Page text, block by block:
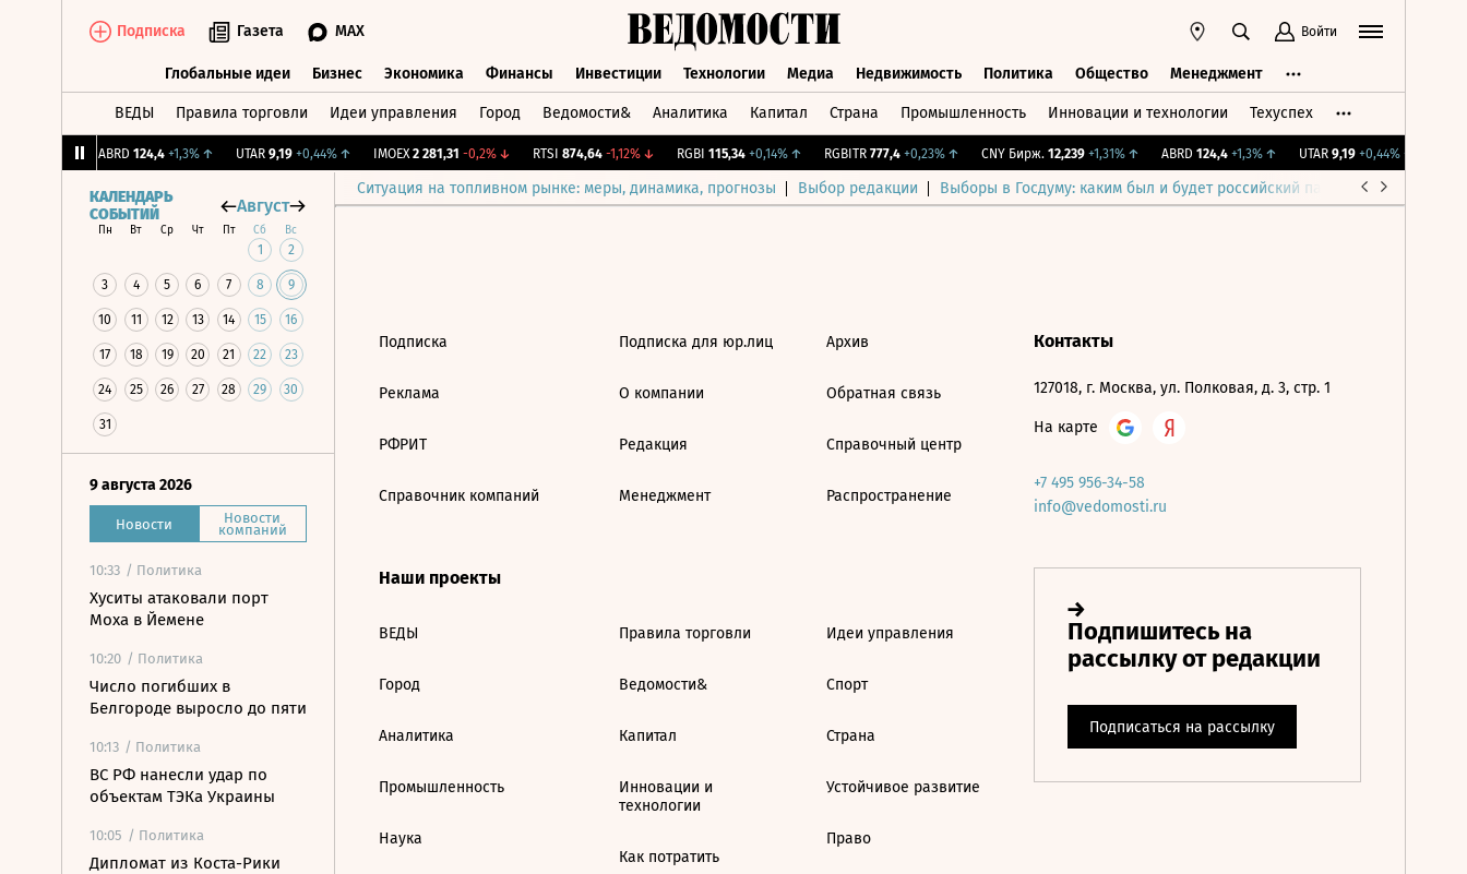
Подписка Газета MAX Войти
Глобальные идеи Бизнес Экономика Финансы Инвестиции Технологии Медиа Недвижимость Политика Общество Менеджмент
ВЕДЫ Правила торговли Идеи управления Город Ведомости& Аналитика Капитал Страна Промышленность Инновации и технологии Техуспех
ABRD 124,4 +1,3%↑ UTAR 9,19 +0,44%↑ IMOEX 2 281,31 -0,2%↓ RTSI 874,64 -1,12%↓ RGBI 115,34 +0,14%↑ RGBITR 777,4 +0,23%↑ CNY Бирж. 12,239 +1,31%↑ ABRD 124,4 +1,3%↑ UTAR 9,19 +0,44%↑
Ситуация на топливном рынке: меры, динамика, прогнозы Выбор редакции Выборы в Госдуму: каким был и будет российский парламент
КАЛЕНДАРЬ
СОБЫТИЙ
Август
Пн Вт Ср Чт Пт Сб Вс
1 2
3 4 5 6 7 8 9
10 11 12 13 14 15 16
17 18 19 20 21 22 23
24 25 26 27 28 29 30
31
9 августа 2026
Новости Новости
компаний
10:33 / Политика
Хуситы атаковали порт
Моха в Йемене
10:20 / Политика
Число погибших в
Белгороде выросло до пяти
10:13 / Политика
ВС РФ нанесли удар по
объектам ТЭКа Украины
10:05 / Политика
Дипломат из Коста-Рики
Подписка
Реклама
РФРИТ
Справочник компаний
Подписка для юр.лиц
О компании
Редакция
Менеджмент
Архив
Обратная связь
Справочный центр
Распространение
Наши проекты
ВЕДЫ
Город
Аналитика
Промышленность
Наука
Правила торговли
Ведомости&
Капитал
Инновации и
технологии
Как потратить
Идеи управления
Спорт
Страна
Устойчивое развитие
Право
Контакты
127018, г. Москва, ул. Полковая, д. 3, стр. 1
На карте
+7 495 956-34-58
info@vedomosti.ru